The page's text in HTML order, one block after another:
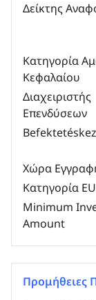
Δείκτης
Κατηγορία
Κεφαλαίου
Διαχειριστής
Επενδύσεων
Χώρα
Κατηγορία
Minimum
Amount
Προμήθειες